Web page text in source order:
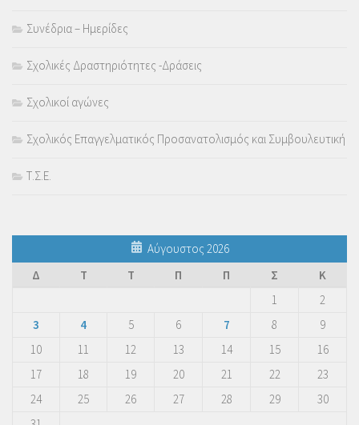
Συνέδρια – Ημερίδες
Σχολικές Δραστηριότητες -Δράσεις
Σχολικοί αγώνες
Σχολικός Επαγγελματικός Προσανατολισμός και Συμβουλευτική
Τ.Σ.Ε.
Αύγουστος 2026
Δ
Τ Τ Π Π Σ
Κ
1
2
3
4 5 6 7 8
9
10
11 12 13 14 15
16
17
18 19 20 21 22
23
24
25 26 27 28 29
30